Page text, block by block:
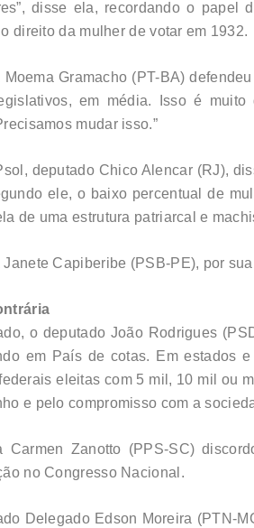
disse ela, recordando o papel
direito da mulher de votar em 1932.
Moema Gramacho (PT-BA)
em média. Isso é muito
mudar isso.”
deputado Chico Alencar (RJ),
ele, o baixo percentual de
de uma estrutura patriarcal e
Capiberibe (PSB-PE), por
o deputado João Rodrigues
em País de cotas. Em estados
eleitas com 5 mil, 10 mil ou
e pelo compromisso com a
Carmen Zanotto (PPS-SC)
no Congresso Nacional.
Delegado Edson Moreira (PTN-